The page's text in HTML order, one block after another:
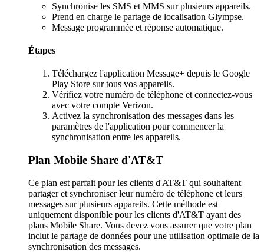
Synchronise les SMS et MMS sur plusieurs appareils.
Prend en charge le partage de localisation Glympse.
Message programmée et réponse automatique.
Étapes
Téléchargez l'application Message+ depuis le Google
Play Store sur tous vos appareils.
Vérifiez votre numéro de téléphone et connectez-vous
avec votre compte Verizon.
Activez la synchronisation des messages dans les
paramètres de l'application pour commencer la
synchronisation entre les appareils.
Plan Mobile Share d'AT&T
Ce plan est parfait pour les clients d'AT&T qui souhaitent
partager et synchroniser leur numéro de téléphone et leurs
messages sur plusieurs appareils. Cette méthode est
uniquement disponible pour les clients d'AT&T ayant des
plans Mobile Share. Vous devez vous assurer que votre plan
inclut le partage de données pour une utilisation optimale de la
synchronisation des messages.